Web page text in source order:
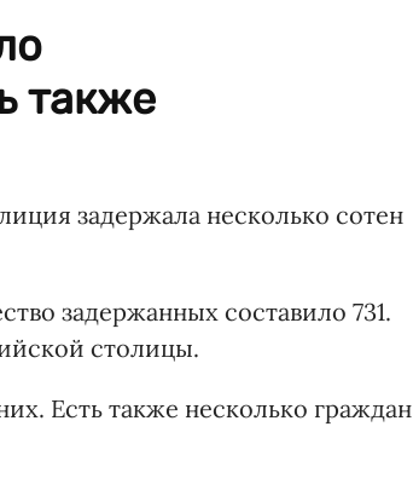
также
задержала несколько сотен
задержанных составило 731.
столицы.
Есть также несколько граждан